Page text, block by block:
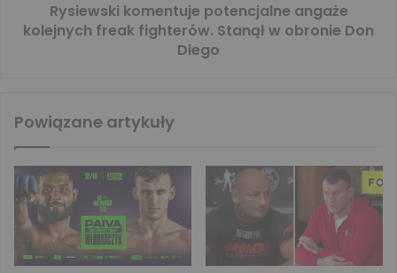
Rysiewski komentuje potencjalne angaże
kolejnych freak fighterów. Stanął w obronie Don
Diego
Powiązane artykuły